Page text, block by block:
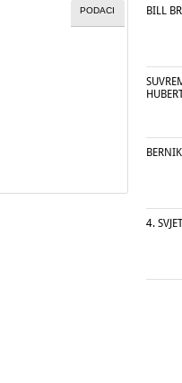
PODACI BILL
BERNIK
4.